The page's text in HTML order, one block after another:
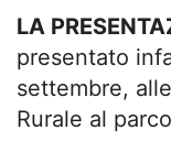
LA
presentato
settembre,
Rurale al